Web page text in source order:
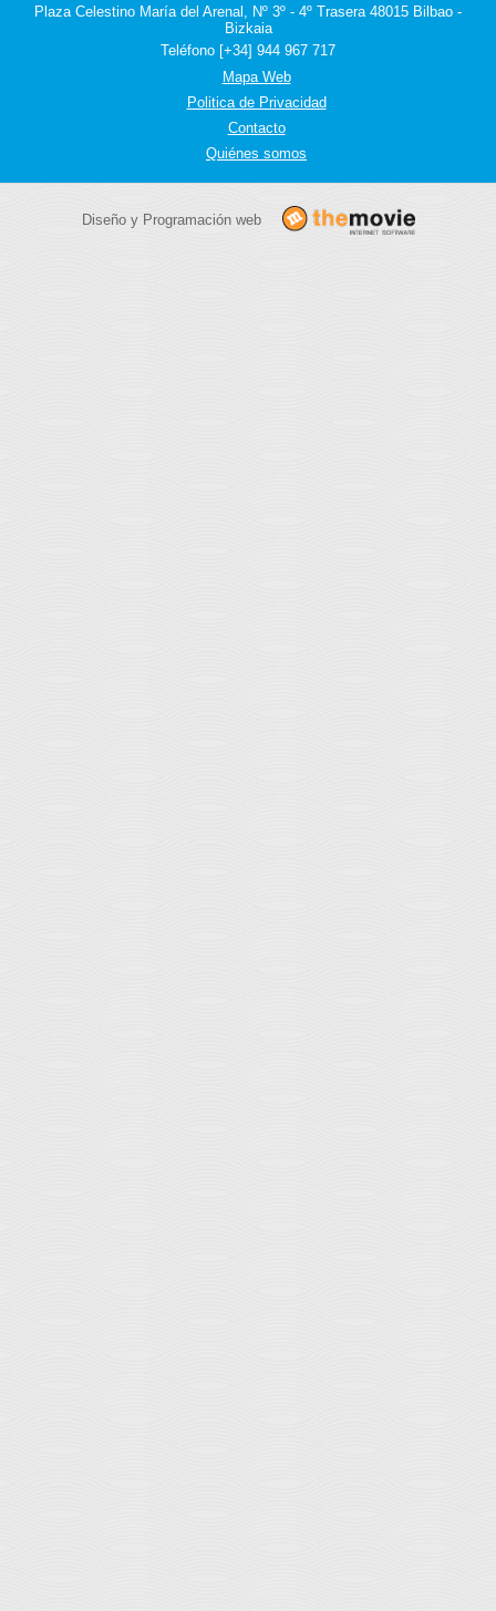
Plaza Celestino María del Arenal, Nº 3º - 4º Trasera 48015 Bilbao -
Bizkaia
Teléfono [+34] 944 967 717
Mapa Web
Politica de Privacidad
Contacto
Quiénes somos
Diseño y Programación web